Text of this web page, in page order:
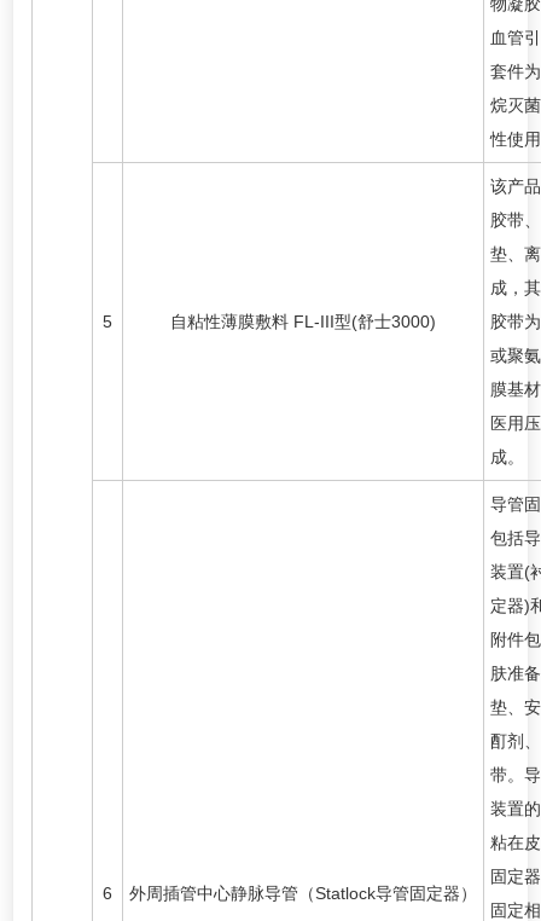
血管
套件
烷灭
性使
5 自粘性薄膜敷料 FL-III型(舒士3000)
该产
胶带
垫、
成，
胶带
或聚
膜基
医用
成。
6 外周插管中心静脉导管（Statlock导管固定器）
导管
包括
装置(
定器)
附件
肤准
垫、
酊剂
带。
装置
粘在
固定
固定